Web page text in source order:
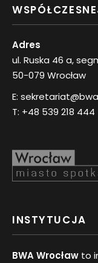
Adres
ul. Ruska 46 a,
50-079 Wrocław
E:
T: +48 539 218 444
INSTYTUCJA
BWA Wrocław to